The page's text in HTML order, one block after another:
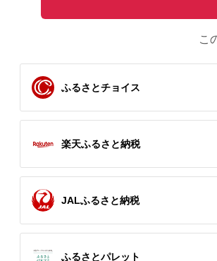
贈答用 ハム・ソーセ
たきもとのしゃぶしゃ
こ
ふるさとチョイス
楽天ふるさと納税
JALふるさと納税
ふるさとパレット